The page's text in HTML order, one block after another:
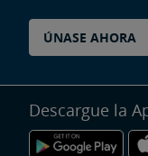
ÚNASE AHORA
Descargue la